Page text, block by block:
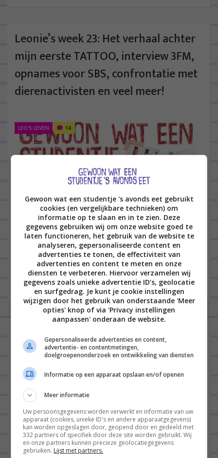
Leonie’s week 23: Het verhaal achter
mijn eerste TATTOO, interview 3FM,
opnames voor SBS, confrontatie met
dierenactivisten en veel meer!
LEO'S LEVEN 14
Hi there! Ooooooh mijn god, vorige week was me
toch een week. Ik had echt zo ontzettend een off-
week wat werken betreft. Er gebeurde van alles;...
Lees verder
Leonie’s week 21: Concert, luxe uit
eten, stappen op dinsdag,
uitgenodigd voor 2 rooftopparty’s en
groot in een magazine
LEO'S LEVEN 3
Gewoon wat een studentje 's avonds eet gebruikt
cookies (en vergelijkbare technieken) om
informatie op te slaan en in te zien. Deze
gegevens gebruiken wij om onze website goed te
laten functioneren, het gebruik van de website te
analyseren, gepersonaliseerde content en
advertenties te tonen, de effectiviteit van
advertenties en content te meten en onze
diensten te verbeteren. Hiervoor verzamelen wij
gegevens zoals unieke advertentie ID’s, geolocatie
en surfgedrag. Je kunt je cookie instellingen
wijzigen door het gebruik van onderstaande 'Meer
opties' knop of via 'Privacy instellingen
aanpassen' onderaan de website.
Gepersonaliseerde advertenties en content,
advertentie- en contentmetingen,
doelgroepenonderzoek en ontwikkeling van diensten
Informatie op een apparaat opslaan en/of openen
Meer informatie
Uw persoonsgegevens worden verwerkt en informatie van uw
apparaat (cookies, unieke ID's en andere apparaatgegevens)
kan worden opgeslagen door, geopend door en gedeeld met
332 partners of specifiek door deze site worden gebruikt. Wij
en onze partners kunnen precieze geolocatiegegevens
gebruiken. Lijst met partners.